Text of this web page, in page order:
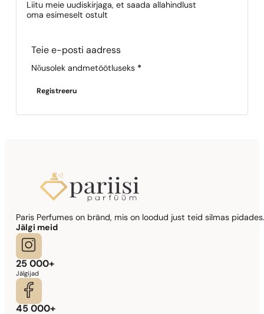
Liitu meie uudiskirjaga, et saada allahindlust
oma esimeselt ostult
Section
Nõusolek andmetöötluseks *
Registreeru
Paris Perfumes on bränd, mis on loodud just teid silmas
Jälgi meid
25 000+
Jälgijad
45 000+